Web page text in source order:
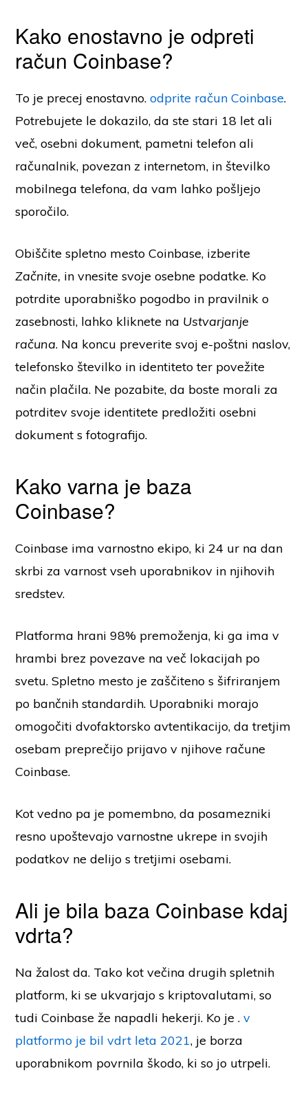
Kako enostavno je odpreti
račun Coinbase?
To je precej enostavno.odprite račun Coinbase.
Potrebujete le dokazilo, da ste stari 18 let ali
več, osebni dokument, pametni telefon ali
računalnik, povezan z internetom, in številko
mobilnega telefona, da vam lahko pošljejo
sporočilo.
Obiščite spletno mesto Coinbase, izberite
Začnite, in vnesite svoje osebne podatke. Ko
potrdite uporabniško pogodbo in pravilnik o
zasebnosti, lahko kliknete na Ustvarjanje
računa. Na koncu preverite svoj e-poštni naslov,
telefonsko številko in identiteto ter povežite
način plačila. Ne pozabite, da boste morali za
potrditev svoje identitete predložiti osebni
dokument s fotografijo.
Kako varna je baza
Coinbase?
Coinbase ima varnostno ekipo, ki 24 ur na dan
skrbi za varnost vseh uporabnikov in njihovih
sredstev.
Platforma hrani 98% premoženja, ki ga ima v
hrambi brez povezave na več lokacijah po
svetu. Spletno mesto je zaščiteno s šifriranjem
po bančnih standardih. Uporabniki morajo
omogočiti dvofaktorsko avtentikacijo, da tretjim
osebam preprečijo prijavo v njihove račune
Coinbase.
Kot vedno pa je pomembno, da posamezniki
resno upoštevajo varnostne ukrepe in svojih
podatkov ne delijo s tretjimi osebami.
Ali je bila baza Coinbase kdaj
vdrta?
Na žalost da. Tako kot večina drugih spletnih
platform, ki se ukvarjajo s kriptovalutami, so
tudi Coinbase že napadli hekerji. Ko je .v
platformo je bil vdrt leta 2021, je borza
uporabnikom povrnila škodo, ki so jo utrpeli.